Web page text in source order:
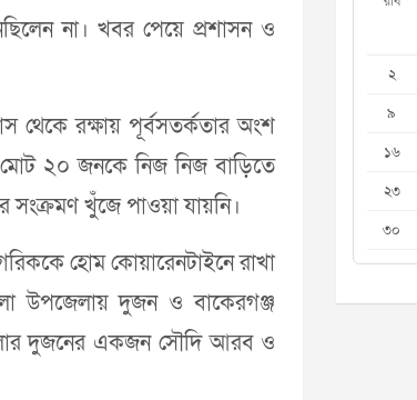
না। খবর পেয়ে প্রশাসন ও
থেকে রক্ষায় পূর্বসতর্কতার অংশ
মোট ২০ জনকে নিজ নিজ বাড়িতে
সংক্রমণ খুঁজে পাওয়া যায়নি।
হোম কোয়ারেনটাইনে রাখা
উপজেলায় দুজন ও বাকেরগঞ্জ
দুজনের একজন সৌদি আরব ও
২
৯
১৬
২৩
৩০